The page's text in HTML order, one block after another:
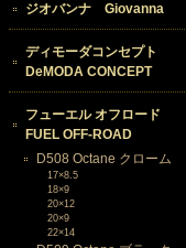
ジオバンナ Giovanna
ディモーダコンセプト
DeMODA CONCEPT
フューエル オフロード
FUEL OFF-ROAD
D508 Octane クローム
17×8.5
18×9
20×12
20×9
22×14